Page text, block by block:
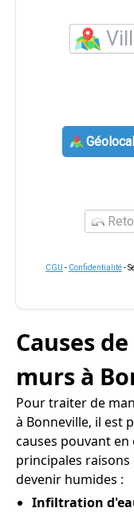
CGU - Confidentialité-
Causes
murs à
Pour traiter de
à Bonneville, il est
causes pouvant
principales
devenir humides :
Infiltration